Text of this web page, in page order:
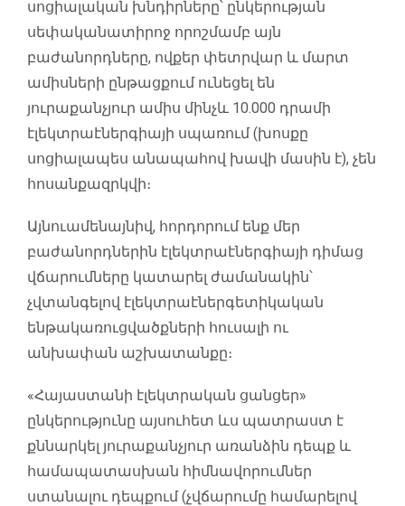
սոցիալական խնդիրները՝ ընկերության
սեփականատիրոջ որոշմամբ այն
բաժանորդները, ովքեր փետրվար և մարտ
ամիսների ընթացքում ունեցել են
յուրաքանչյուր ամիս մինչև 10.000 դրամի
էլեկտրաէներգիայի սպառում (խոսքը
սոցիալապես անապահով խավի մասին է), չեն
հոսանքազրկվի։
Այնուամենայնիվ, հորդորում ենք մեր
բաժանորդներին էլեկտրաէներգիայի դիմաց
վճարումները կատարել ժամանակին՝
չվտանգելով էլեկտրաէներգետիկական
ենթակառուցվածքների հուսալի ու
անխափան աշխատանքը։
«Հայաստանի էլեկտրական ցանցեր»
ընկերությունը այսուհետ ևս պատրաստ է
քննարկել յուրաքանչյուր առանձին դեպք և
համապատասխան հիմնավորումներ
ստանալու դեպքում (չվճարումը համարելով